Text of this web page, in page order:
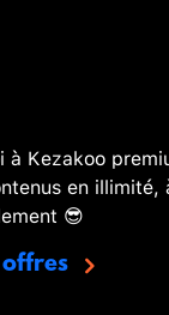
à Kezakoo
en
😎